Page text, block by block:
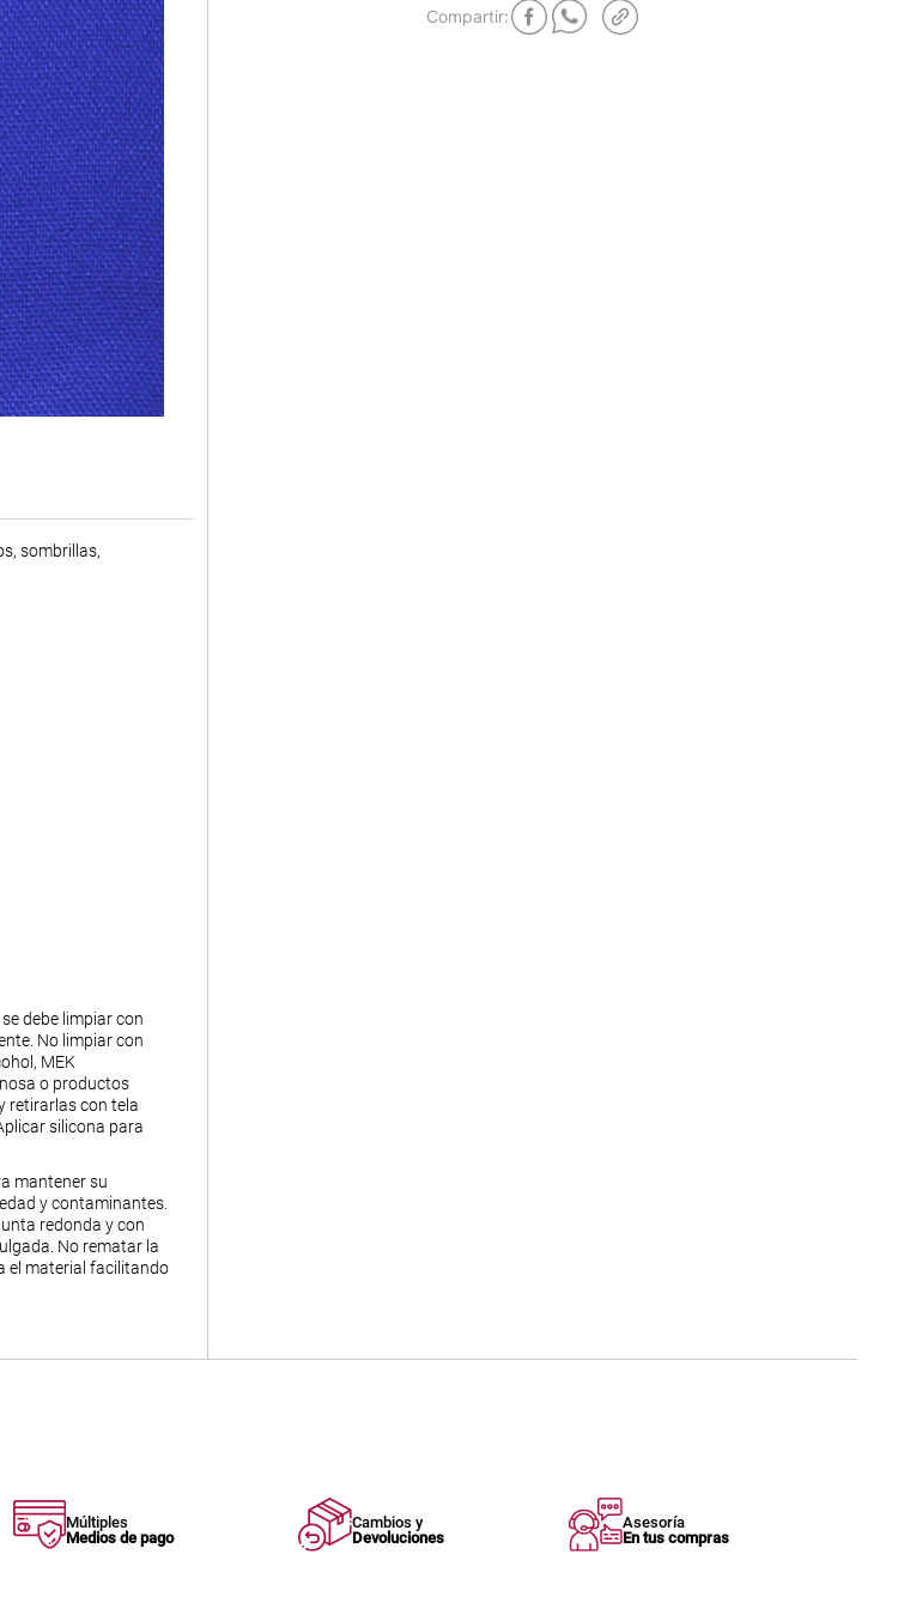
sombrillas,
debe limpiar con
No limpiar con
MEK
o productos
retirarlas con tela
silicona para
mantener su
y contaminantes.
redonda y con
No rematar la
el material facilitando
Múltiples
Medios de pago
Cambios y
Devoluciones
Asesoría
En tus compras